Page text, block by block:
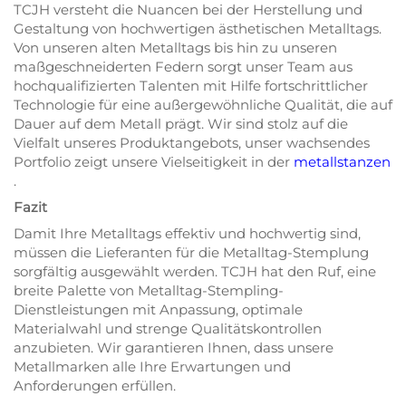
TCJH versteht die Nuancen bei der Herstellung und
Gestaltung von hochwertigen ästhetischen Metalltags.
Von unseren alten Metalltags bis hin zu unseren
maßgeschneiderten Federn sorgt unser Team aus
hochqualifizierten Talenten mit Hilfe fortschrittlicher
Technologie für eine außergewöhnliche Qualität, die auf
Dauer auf dem Metall prägt. Wir sind stolz auf die
Vielfalt unseres Produktangebots, unser wachsendes
Portfolio zeigt unsere Vielseitigkeit in der metallstanzen
.
Fazit
Damit Ihre Metalltags effektiv und hochwertig sind,
müssen die Lieferanten für die Metalltag-Stemplung
sorgfältig ausgewählt werden. TCJH hat den Ruf, eine
breite Palette von Metalltag-Stempling-
Dienstleistungen mit Anpassung, optimale
Materialwahl und strenge Qualitätskontrollen
anzubieten. Wir garantieren Ihnen, dass unsere
Metallmarken alle Ihre Erwartungen und
Anforderungen erfüllen.